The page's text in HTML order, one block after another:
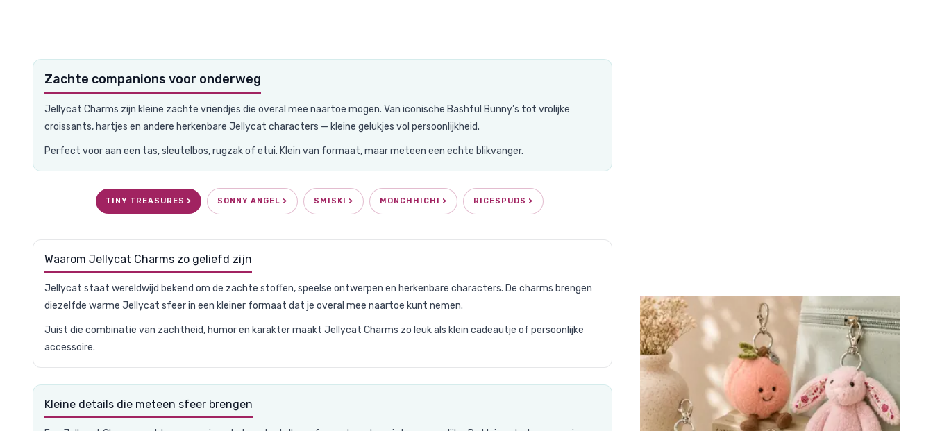
Zachte companions voor onderweg
Jellycat Charms zijn kleine zachte vriendjes die overal mee naartoe mogen. Van iconische Bashful Bunny’s tot vrolijke
croissants, hartjes en andere herkenbare Jellycat characters — kleine gelukjes vol persoonlijkheid.
Perfect voor aan een tas, sleutelbos, rugzak of etui. Klein van formaat, maar meteen een echte blikvanger.
TINY TREASURES > SONNY ANGEL > SMISKI > MONCHHICHI > RICESPUDS >
Waarom Jellycat Charms zo geliefd zijn
Jellycat staat wereldwijd bekend om de zachte stoffen, speelse ontwerpen en herkenbare characters. De charms brengen
diezelfde warme Jellycat sfeer in een kleiner formaat dat je overal mee naartoe kunt nemen.
Juist die combinatie van zachtheid, humor en karakter maakt Jellycat Charms zo leuk als klein cadeautje of persoonlijke
accessoire.
Kleine details die meteen sfeer brengen